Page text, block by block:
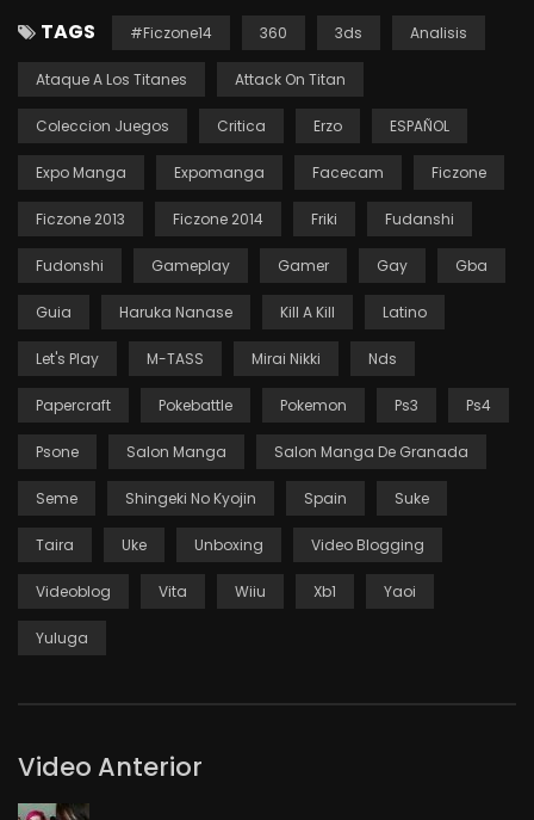
TAGS #Ficzone14 360 3ds Analisis
Ataque A Los Titanes Attack On Titan
Coleccion Juegos Critica Erzo ESPAÑOL
Expo Manga Expomanga Facecam Ficzone
Ficzone 2013 Ficzone 2014 Friki Fudanshi
Fudonshi Gameplay Gamer Gay Gba
Guia Haruka Nanase Kill A Kill Latino
Let's Play M-TASS Mirai Nikki Nds
Papercraft Pokebattle Pokemon Ps3 Ps4
Psone Salon Manga Salon Manga De Granada
Seme Shingeki No Kyojin Spain Suke
Taira Uke Unboxing Video Blogging
Videoblog Vita Wiiu Xb1 Yaoi
Yuluga
Video Anterior